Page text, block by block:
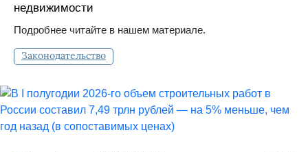
недвижимости
Подробнее читайте в нашем материале.
Законодательство